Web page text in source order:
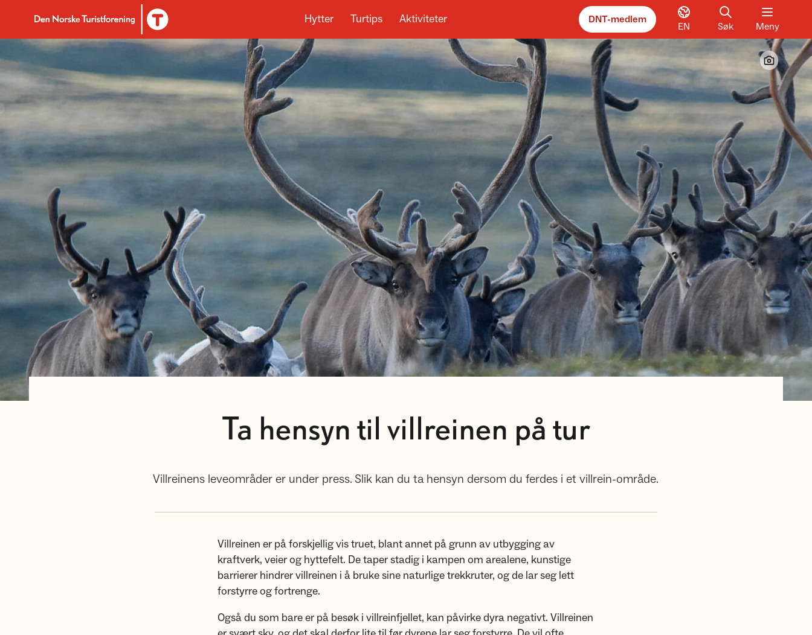
Til DNT.no forside
Hytter Turtips Aktiviteter DNT-medlem
EN Søk Meny
Ta hensyn til villreinen på tur
Villreinens leveområder er under press. Slik kan du ta hensyn dersom du ferdes i et villrein-område.
Villreinen er på forskjellig vis truet, blant annet på grunn av utbygging av
kraftverk, veier og hyttefelt. De taper stadig i kampen om arealene, kunstige
barrierer hindrer villreinen i å bruke sine naturlige trekkruter, og de lar seg lett
forstyrre og fortrenge.
Også du som bare er på besøk i villreinfjellet, kan påvirke dyra negativt. Villreinen